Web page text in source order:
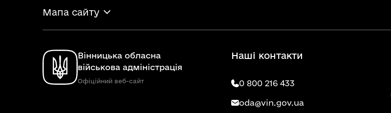
Мапа сайту
Вінницька обласна
військова адміністрація
Офіційний веб-сайт
Наші контакти
0 800 216 433
oda@vin.gov.ua